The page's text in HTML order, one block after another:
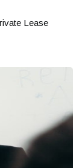
Lease